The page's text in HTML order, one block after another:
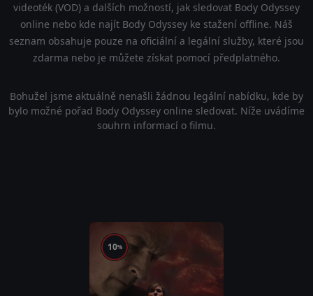
videoték (VOD) a dalších možností, jak sledovat Body Odyssey
online nebo kde najít Body Odyssey ke stažení offline. Náš
seznam obsahuje pouze na oficiální a legální služby, které jsou
zdarma nebo je můžete získat pomocí předplatného.
Bohužel jsme aktuálně nenašli žádnou legální nabídku, kde by
bylo možné pořad Body Odyssey online sledovat. Níže uvádíme
souhrn informací o filmu.
10%